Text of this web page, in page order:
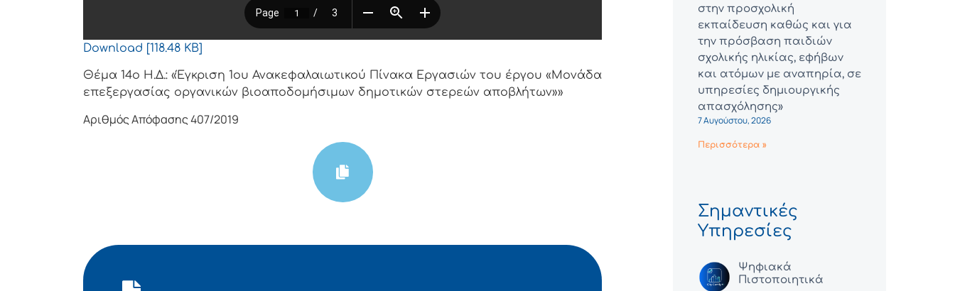
Download [118.48 KB]
Θέμα 14ο Η.Δ.: «Έγκριση 1ου Ανακεφαλαιωτικού Πίνακα Εργασιών του έργου «Μονάδα
επεξεργασίας οργανικών βιοαποδομήσιμων δημοτικών στερεών αποβλήτων»»
Αριθμός Απόφασης 407/2019
στην προσχολική
εκπαίδευση καθώς και για
την πρόσβαση παιδιών
σχολικής ηλικίας, εφήβων
και ατόμων με αναπηρία, σε
υπηρεσίες δημιουργικής
απασχόλησης»
7 Αυγούστου, 2026
Περισσότερα »
Σημαντικές
Υπηρεσίες
Ψηφιακά
Πιστοποιητικά